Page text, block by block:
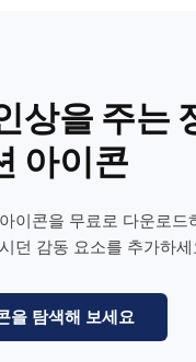
상을 주는
아이콘
이콘을 무료로 다운로드
던 감동 요소를 추가하세
을 탐색해 보세요